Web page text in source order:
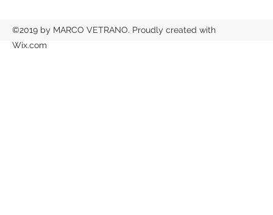
©2019 by MARCO VETRANO. Proudly created with
Wix.com